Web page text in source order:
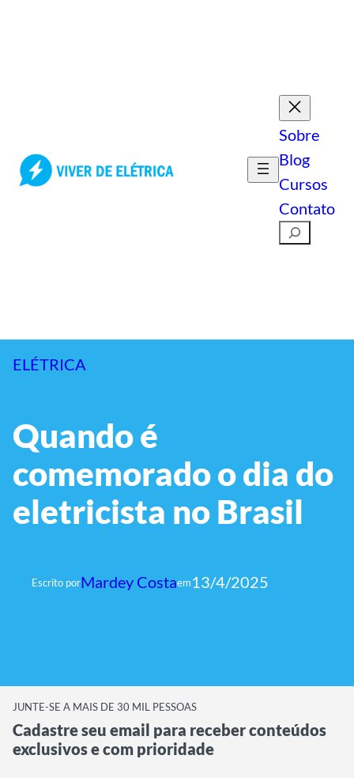
Sobre
Blog
Cursos
Contato
Pesquisar
ELÉTRICA
Quando é
comemorado o dia do
eletricista no Brasil
Escrito porMardey Costaem13/4/2025
JUNTE-SE A MAIS DE 30 MIL PESSOAS
Cadastre seu email para receber conteúdos
exclusivos e com prioridade